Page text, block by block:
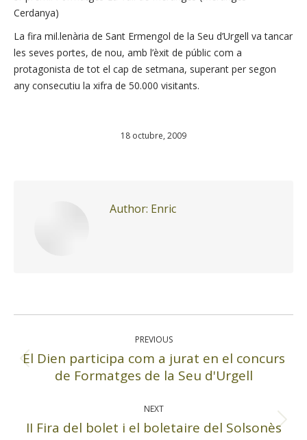
Cerdanya)
La fira mil.lenària de Sant Ermengol de la Seu d’Urgell va tancar
les seves portes, de nou, amb l’èxit de públic com a
protagonista de tot el cap de setmana, superant per segon
any consecutiu la xifra de 50.000 visitants.
18 octubre, 2009
Author: Enric
Post
PREVIOUS
Previous
post:
El Dien participa com a jurat en el concurs
de Formatges de la Seu d'Urgell
NEXT
Next
II Fira del bolet i el boletaire del Solsonès